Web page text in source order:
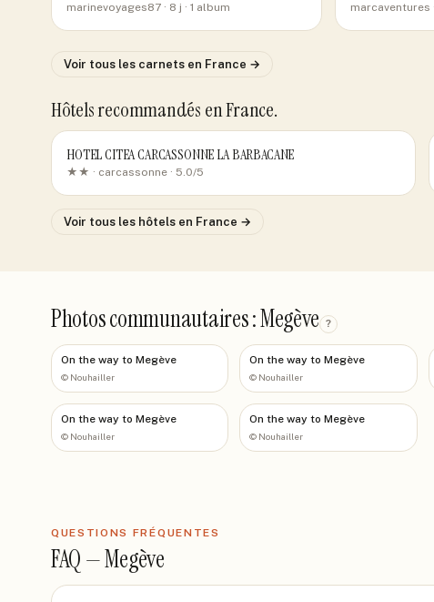
marinevoyages87 · 8 j · 1 album marcaventures
Voir tous les carnets en France →
Hôtels recommandés en France.
HOTEL CITEA CARCASSONNE LA BARBACANE
★★ · carcassonne · 5.0/5
Voir tous les hôtels en France →
Photos communautaires : Megève ?
On the way to Megève
© Nouhailler
On the way to Megève
© Nouhailler
On the way to Megève
© Nouhailler
On the way to Megève
© Nouhailler
QUESTIONS FRÉQUENTES
FAQ —Megève